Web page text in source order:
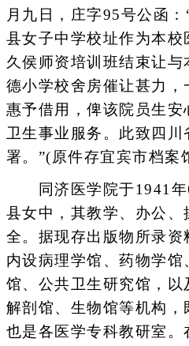
月九日，庄字95号公函
县女子中学校址作为本
久侯师资培训班结束让与
德小学校舍房催让甚力
惠予借用，俾该院员生
卫生事业服务。此致四
署。”(原件存宜宾市档案
同济医学院于1941年
县女中，其教学、办公
全。据现存出版物所录资
内设病理学馆、药物学
馆、公共卫生研究馆，
解剖馆、生物馆等机构，
也是各医学专科教研室